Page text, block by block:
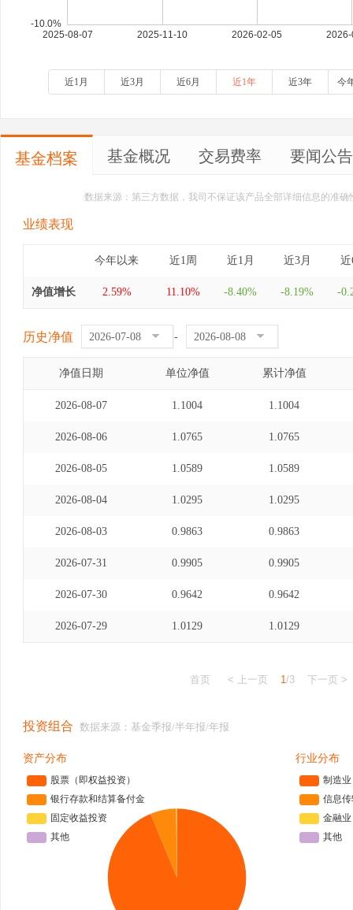
近1月 近3月 近6月 近1年 近3年 今
基金档案 基金概况 交易费率 要闻公告
数据来源：第三方数据，我司不保证该产品全部详细信息的准
业绩表现
今年以来 近1周 近1月 近3月 近
净值增长 2.59% 11.10% -8.40% -8.19% -
历史净值 -
净值日期 单位净值 累计净值
2026-08-07 1.1004 1.1004
2026-08-06 1.0765 1.0765
2026-08-05 1.0589 1.0589
2026-08-04 1.0295 1.0295
2026-08-03 0.9863 0.9863
2026-07-31 0.9905 0.9905
2026-07-30 0.9642 0.9642
2026-07-29 1.0129 1.0129
首页 < 上一页 1/3 下一页 >
投资组合 数据来源：基金季报/半年报/年报
资产分布 行业分布